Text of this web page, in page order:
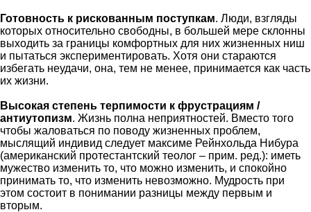
Готовность к рискованным поступкам. Люди, взгляды
которых относительно свободны, в большей мере склонны
выходить за границы комфортных для них жизненных ниш
и пытаться экспериментировать. Хотя они стараются
избегать неудачи, она, тем не менее, принимается как часть
их жизни.
Высокая степень терпимости к фрустрациям /
антиутопизм. Жизнь полна неприятностей. Вместо того
чтобы жаловаться по поводу жизненных проблем,
мыслящий индивид следует максиме Рейнхольда Нибура
(американский протестантский теолог – прим. ред.): иметь
мужество изменить то, что можно изменить, и спокойно
принимать то, что изменить невозможно. Мудрость при
этом состоит в понимании разницы между первым и
вторым.